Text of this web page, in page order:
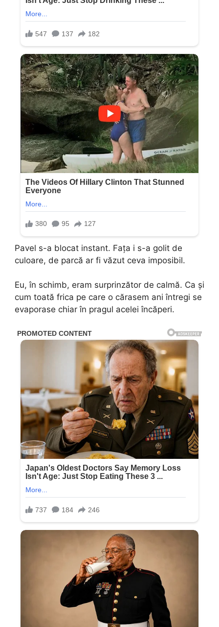
Pavel s-a blocat instant. Fața i s-a golit de
culoare, de parcă ar fi văzut ceva imposibil.
Eu, în schimb, eram surprinzător de calmă. Ca și
cum toată frica pe care o cărasem ani întregi se
evaporase chiar în pragul acelei încăperi.